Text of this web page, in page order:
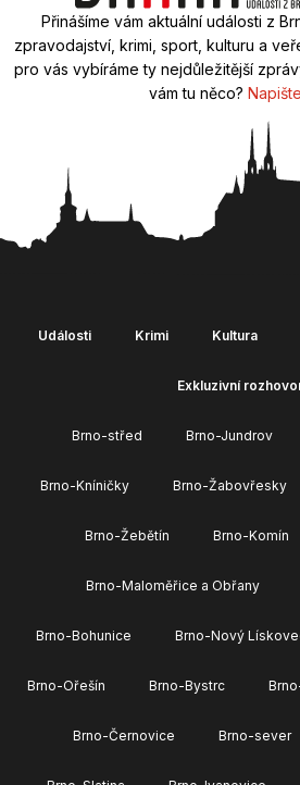
Přinášíme vám aktuální události z
zpravodajství, krimi, sport, kulturu a
pro vás vybíráme ty nejdůležitější
vám tu něco?
Události Krimi Kultura
Exkluzivní
Brno-střed Brno-Jundrov
Brno-Kníničky Brno-Žabovřesky
Brno-Žebětín Brno-Komín
Brno-Maloměřice a Obřany
Brno-Bohunice Brno-Nový
Brno-Ořešín Brno-Bystrc
Brno-Černovice Brno-sever